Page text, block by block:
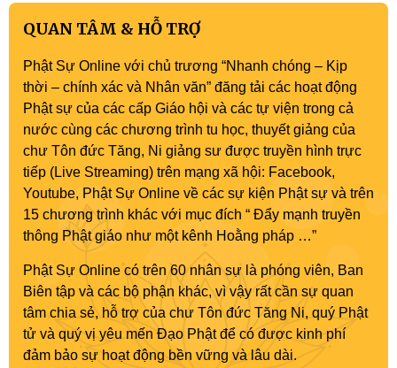
QUAN TÂM & HỖ TRỢ
Phật Sự Online với chủ trương “Nhanh chóng – Kịp
thời – chính xác và Nhân văn” đăng tải các hoạt động
Phật sự của các cấp Giáo hội và các tự viện trong cả
nước cùng các chương trình tu học, thuyết giảng của
chư Tôn đức Tăng, Ni giảng sư được truyền hình trực
tiếp (Live Streaming) trên mạng xã hội: Facebook,
Youtube, Phật Sự Online về các sự kiện Phật sự và trên
15 chương trình khác với mục đích “ Đẩy mạnh truyền
thông Phật giáo như một kênh Hoằng pháp …”
Phật Sự Online có trên 60 nhân sự là phóng viên, Ban
Biên tập và các bộ phận khác, vì vậy rất cần sự quan
tâm chia sẻ, hỗ trợ của chư Tôn đức Tăng Ni, quý Phật
tử và quý vị yêu mến Đạo Phật để có được kinh phí
đảm bảo sự hoạt động bền vững và lâu dài.